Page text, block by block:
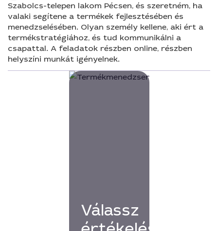
Szabolcs-telepen lakom Pécsen, és szeretném, ha
valaki segítene a termékek fejlesztésében és
menedzselésében. Olyan személy kellene, aki ért a
termékstratégiához, és tud kommunikálni a
csapattal. A feladatok részben online, részben
helyszíni munkát igényelnek.
Válassz